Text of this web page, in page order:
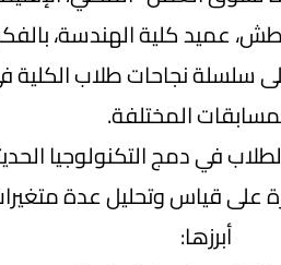
عميد كلية الهندسة،
نجاحات طلاب الكلية
المختلفة.
في دمج التكنولوجيا
على قياس وتحليل عدة
أبرزها: